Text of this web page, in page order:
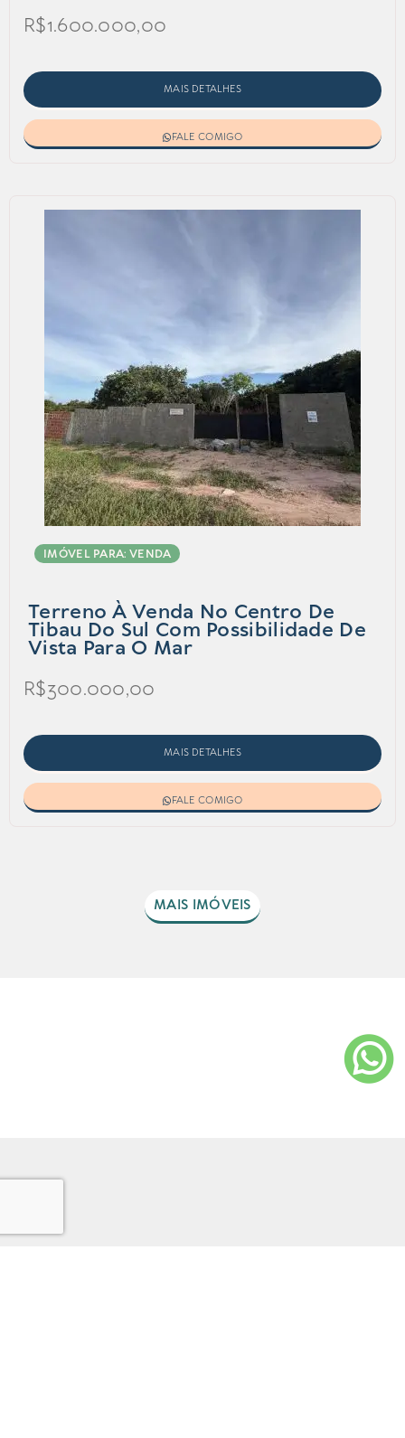
R$1.600.000,00
MAIS DETALHES
FALE COMIGO
IMÓVEL PARA: VENDA
Terreno À Venda No Centro De
Tibau Do Sul Com Possibilidade De
Vista Para O Mar
R$300.000,00
MAIS DETALHES
FALE COMIGO
MAIS IMÓVEIS